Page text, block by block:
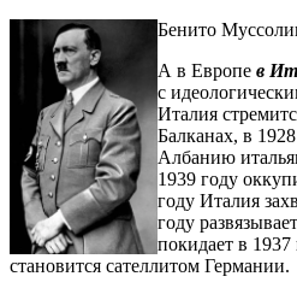
Бенито
А в Европев
с
Италия
Балканах, в
Албанию
1939 году
году Италия
году
покидает в
становится сателлитом Германии.